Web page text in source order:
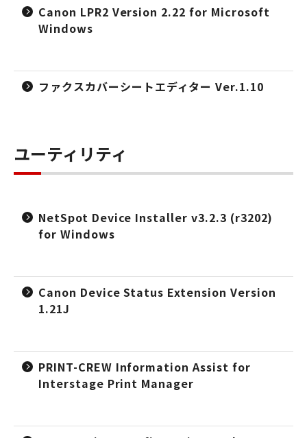
Canon LPR2 Version 2.22 for Microsoft
Windows
ファクスカバーシートエディター Ver.1.10
ユーティリティ
NetSpot Device Installer v3.2.3 (r3202)
for Windows
Canon Device Status Extension Version
1.21J
PRINT-CREW Information Assist for
Interstage Print Manager